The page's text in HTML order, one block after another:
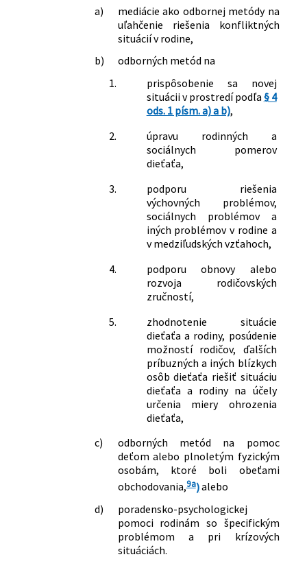
a)
mediácie ako odbornej metódy na
uľahčenie riešenia konfliktných
situácií v rodine,
b)
odborných metód na
1.
prispôsobenie sa novej
situácii v prostredí podľa § 4
ods. 1 písm. a) a b),
2.
úpravu rodinných a
sociálnych pomerov
dieťaťa,
3.
podporu riešenia
výchovných problémov,
sociálnych problémov a
iných problémov v rodine a
v medziľudských vzťahoch,
4.
podporu obnovy alebo
rozvoja rodičovských
zručností,
5.
zhodnotenie situácie
dieťaťa a rodiny, posúdenie
možností rodičov, ďalších
príbuzných a iných blízkych
osôb dieťaťa riešiť situáciu
dieťaťa a rodiny na účely
určenia miery ohrozenia
dieťaťa,
c)
odborných metód na pomoc
deťom alebo plnoletým fyzickým
osobám, ktoré boli obeťami
obchodovania,9a)alebo
d)
poradensko-psychologickej
pomoci rodinám so špecifickým
problémom a pri krízových
situáciách.